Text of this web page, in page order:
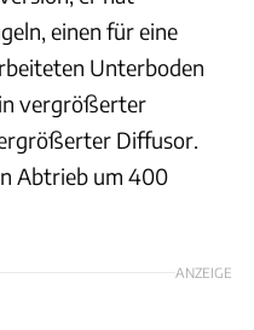
einen für eine
Unterboden
vergrößerter
Diffusor.
Abtrieb um 400
ANZEIGE